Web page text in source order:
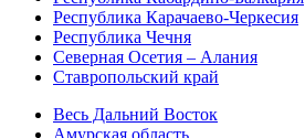
Республика Карачаево-Черкесия
Республика Чечня
Северная Осетия – Алания
Ставропольский край
Весь Дальний Восток
Амурская область